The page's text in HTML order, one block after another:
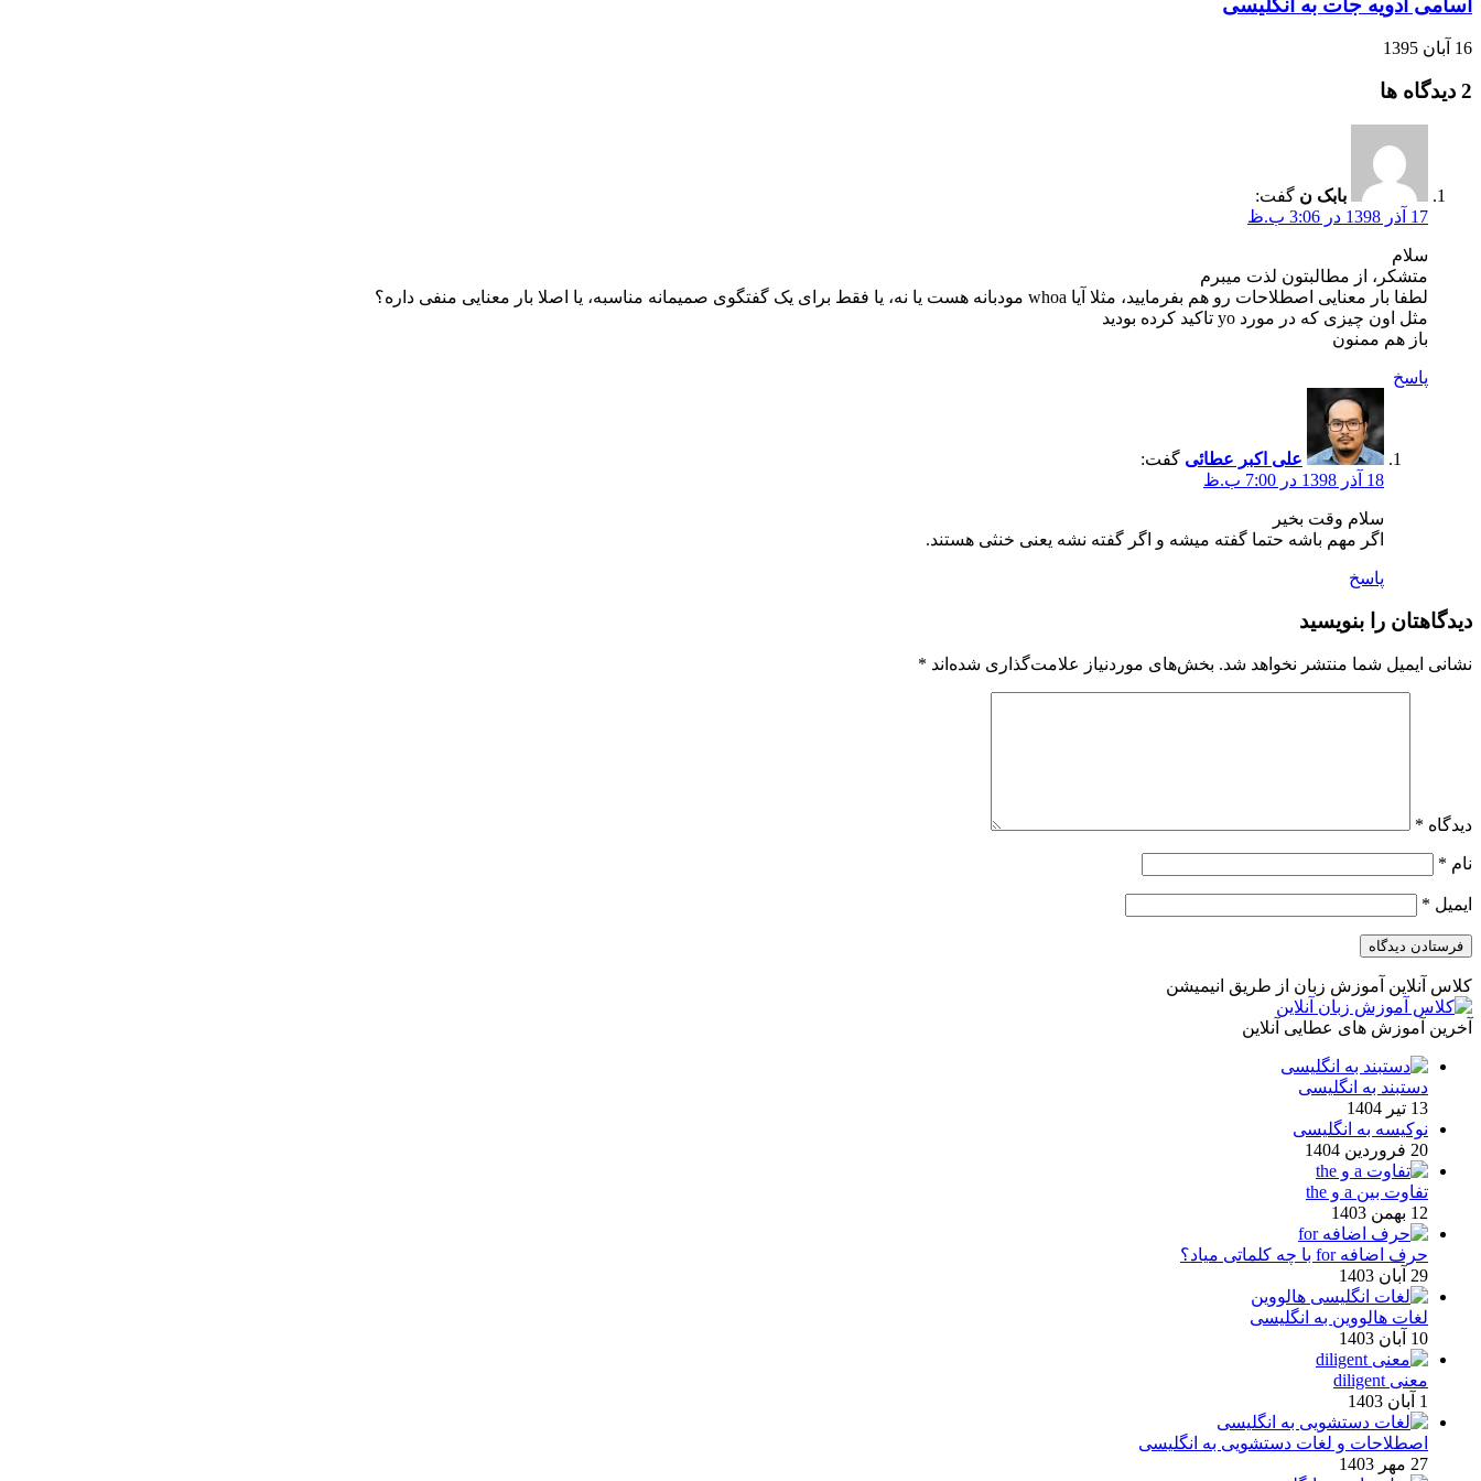
16 آبان 1395
‫2 دیدگاه ها
بابک ن گفت:
17 آذر 1398 در 3:06 ب.ظ
سلام
متشکر، از مطالبتون لذت میبرم
لطفا بار معنایی اصطلاحات رو هم بفرمایید، مثلا آیا whoa مودبانه هست یا نه، یا فقط برای یک گفتگوی صمیمانه مناسبه، یا اصلا بار معنایی منفی داره؟
مثل اون چیزی که در مورد yo تاکید کرده بودید
باز هم ممنون
پاسخ
علی اکبر عطائی گفت:
18 آذر 1398 در 7:00 ب.ظ
سلام وقت بخیر
اگر مهم باشه حتما گفته میشه و اگر گفته نشه یعنی خنثی هستند.
پاسخ
دیدگاهتان را بنویسید
نشانی ایمیل شما منتشر نخواهد شد. بخش‌های موردنیاز علامت‌گذاری شده‌اند *
دیدگاه *
نام *
ایمیل *
کلاس آنلاین آموزش زبان از طریق انیمیشن
آخرین آموزش های عطایی آنلاین
دستبند به انگلیسی
13 تیر 1404
نوکیسه به انگلیسی
20 فروردین 1404
تفاوت بین a و the
12 بهمن 1403
حرف اضافه for با چه کلماتی میاد؟
29 آبان 1403
لغات هالووین به انگلیسی
10 آبان 1403
معنی diligent
1 آبان 1403
اصطلاحات و لغات دستشویی به انگلیسی
27 مهر 1403